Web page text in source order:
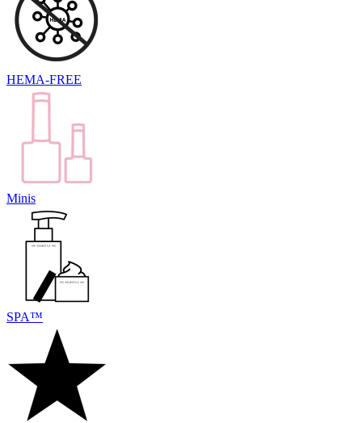
HEMA-FREE
Minis
SPA™